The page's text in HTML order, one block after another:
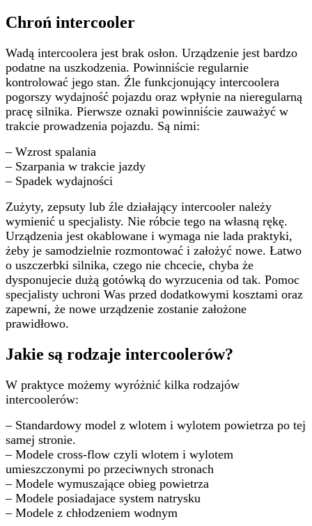
Chroń intercooler
Wadą intercoolera jest brak osłon. Urządzenie jest bardzo
podatne na uszkodzenia. Powinniście regularnie
kontrolować jego stan. Źle funkcjonujący intercoolera
pogorszy wydajność pojazdu oraz wpłynie na nieregularną
pracę silnika. Pierwsze oznaki powinniście zauważyć w
trakcie prowadzenia pojazdu. Są nimi:
– Wzrost spalania
– Szarpania w trakcie jazdy
– Spadek wydajności
Zużyty, zepsuty lub źle działający intercooler należy
wymienić u specjalisty. Nie róbcie tego na własną rękę.
Urządzenia jest okablowane i wymaga nie lada praktyki,
żeby je samodzielnie rozmontować i założyć nowe. Łatwo
o uszczerbki silnika, czego nie chcecie, chyba że
dysponujecie dużą gotówką do wyrzucenia od tak. Pomoc
specjalisty uchroni Was przed dodatkowymi kosztami oraz
zapewni, że nowe urządzenie zostanie założone
prawidłowo.
Jakie są rodzaje intercoolerów?
W praktyce możemy wyróżnić kilka rodzajów
intercoolerów:
– Standardowy model z wlotem i wylotem powietrza po tej
samej stronie.
– Modele cross-flow czyli wlotem i wylotem
umieszczonymi po przeciwnych stronach
– Modele wymuszające obieg powietrza
– Modele posiadajace system natrysku
– Modele z chłodzeniem wodnym